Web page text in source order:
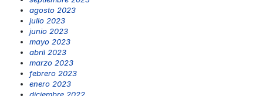
agosto 2023
julio 2023
junio 2023
mayo 2023
abril 2023
marzo 2023
febrero 2023
enero 2023